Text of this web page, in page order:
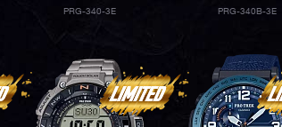
PRG-340-3E PRG-340B-3E